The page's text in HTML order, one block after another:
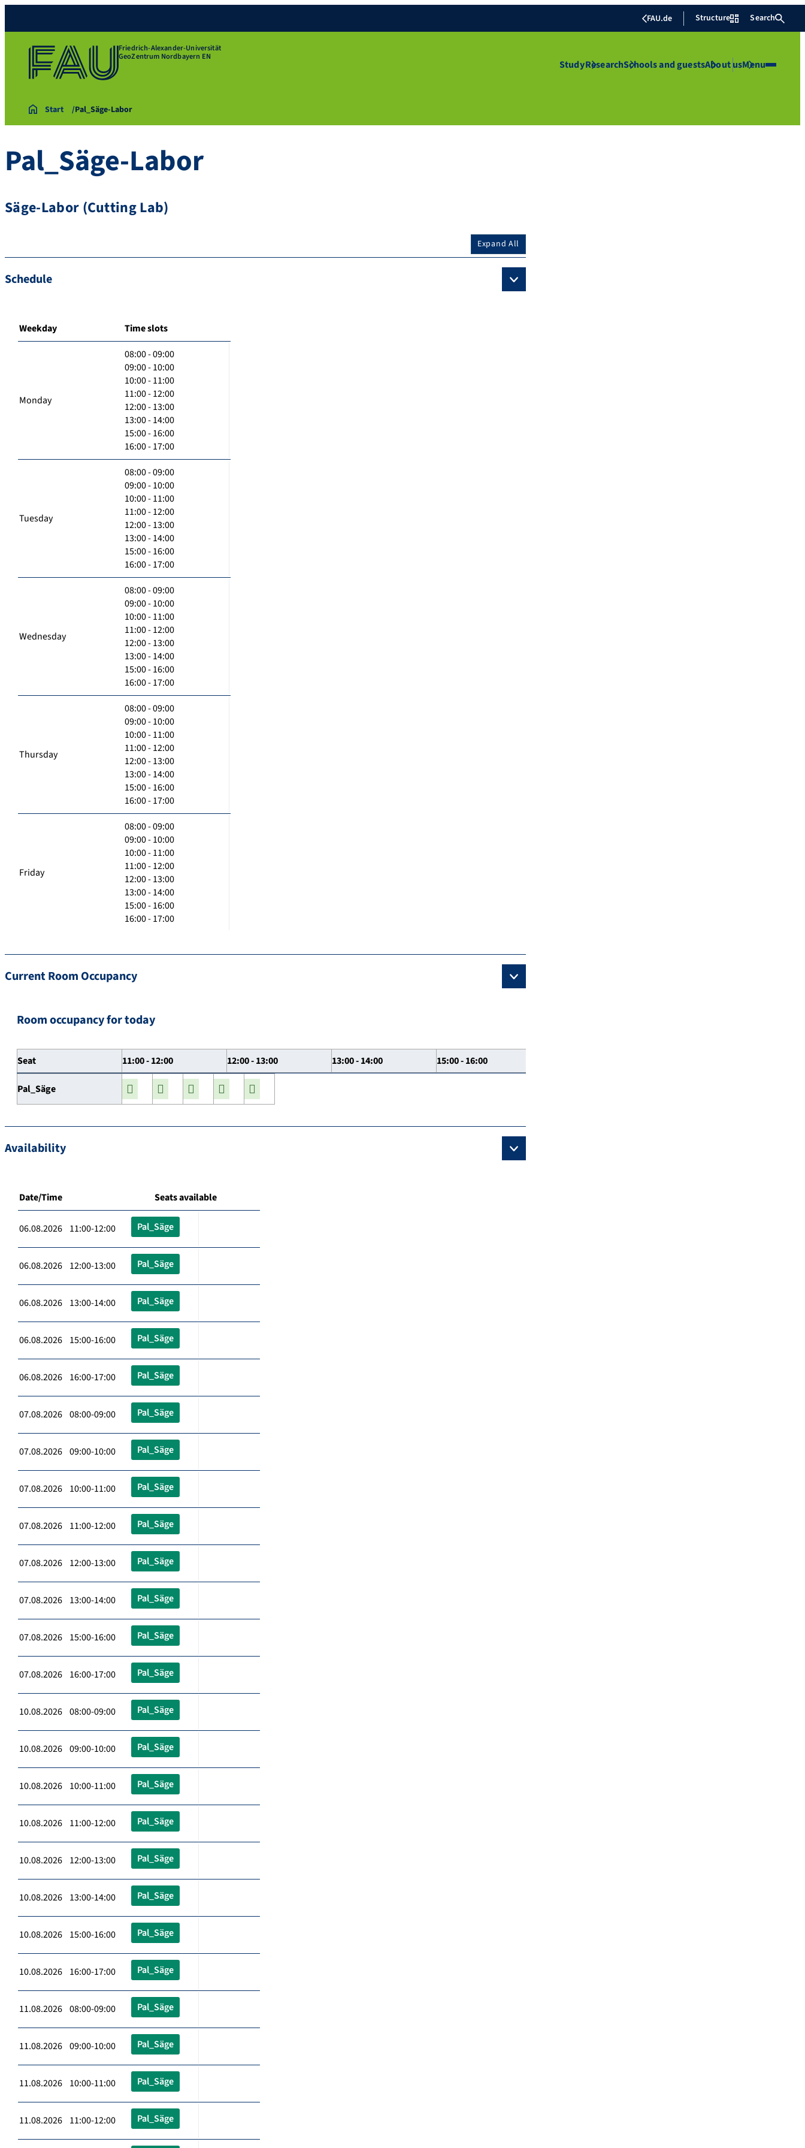
FAU.de Structure Search
Friedrich-Alexander-Universität
GeoZentrum Nordbayern EN
StudyResearchSchools and guestsAbout usMenu
Start Pal_Säge-Labor
Pal_Säge-Labor
Säge-Labor (Cutting Lab)
Expand All
Schedule
Weekday Time slots
Monday
08:00 - 09:00
09:00 - 10:00
10:00 - 11:00
11:00 - 12:00
12:00 - 13:00
13:00 - 14:00
15:00 - 16:00
16:00 - 17:00
Tuesday
08:00 - 09:00
09:00 - 10:00
10:00 - 11:00
11:00 - 12:00
12:00 - 13:00
13:00 - 14:00
15:00 - 16:00
16:00 - 17:00
Wednesday
08:00 - 09:00
09:00 - 10:00
10:00 - 11:00
11:00 - 12:00
12:00 - 13:00
13:00 - 14:00
15:00 - 16:00
16:00 - 17:00
Thursday
08:00 - 09:00
09:00 - 10:00
10:00 - 11:00
11:00 - 12:00
12:00 - 13:00
13:00 - 14:00
15:00 - 16:00
16:00 - 17:00
Friday
08:00 - 09:00
09:00 - 10:00
10:00 - 11:00
11:00 - 12:00
12:00 - 13:00
13:00 - 14:00
15:00 - 16:00
16:00 - 17:00
Current Room Occupancy
Room occupancy for today
Seat 11:00 - 12:00 12:00 - 13:00 13:00 - 14:00 15:00 - 16:00
Pal_Säge
Availability
Date/Time Seats available
06.08.2026 11:00-12:00 Pal_Säge
06.08.2026 12:00-13:00 Pal_Säge
06.08.2026 13:00-14:00 Pal_Säge
06.08.2026 15:00-16:00 Pal_Säge
06.08.2026 16:00-17:00 Pal_Säge
07.08.2026 08:00-09:00 Pal_Säge
07.08.2026 09:00-10:00 Pal_Säge
07.08.2026 10:00-11:00 Pal_Säge
07.08.2026 11:00-12:00 Pal_Säge
07.08.2026 12:00-13:00 Pal_Säge
07.08.2026 13:00-14:00 Pal_Säge
07.08.2026 15:00-16:00 Pal_Säge
07.08.2026 16:00-17:00 Pal_Säge
10.08.2026 08:00-09:00 Pal_Säge
10.08.2026 09:00-10:00 Pal_Säge
10.08.2026 10:00-11:00 Pal_Säge
10.08.2026 11:00-12:00 Pal_Säge
10.08.2026 12:00-13:00 Pal_Säge
10.08.2026 13:00-14:00 Pal_Säge
10.08.2026 15:00-16:00 Pal_Säge
10.08.2026 16:00-17:00 Pal_Säge
11.08.2026 08:00-09:00 Pal_Säge
11.08.2026 09:00-10:00 Pal_Säge
11.08.2026 10:00-11:00 Pal_Säge
11.08.2026 11:00-12:00 Pal_Säge